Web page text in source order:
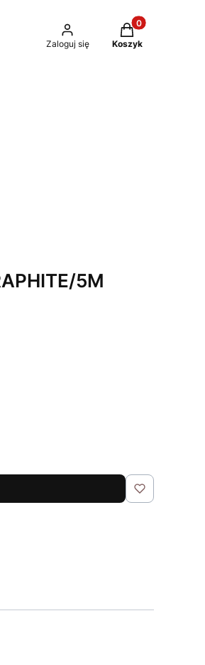
Zaloguj się
Produkty w
Koszyk
5M